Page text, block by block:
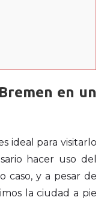
en un
ideal para visitarlo
hacer uso del
caso, y a pesar de
la ciudad a pie